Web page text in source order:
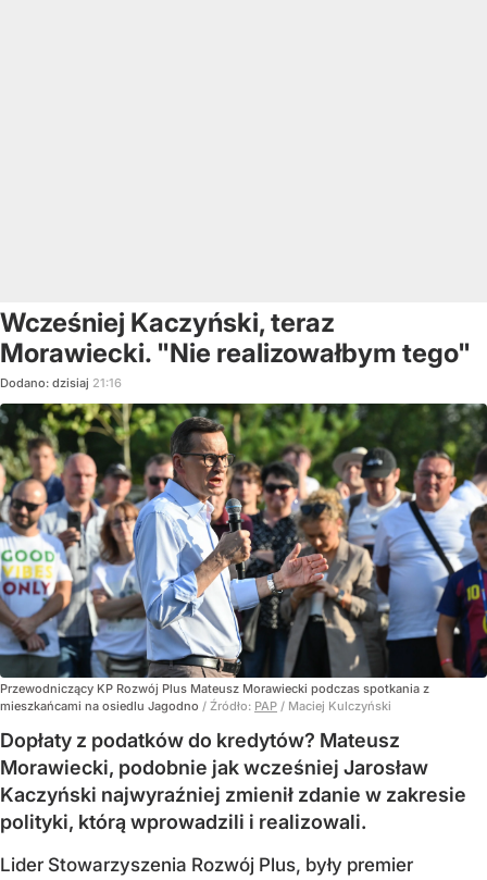
Wcześniej Kaczyński, teraz
Morawiecki. "Nie realizowałbym tego"
Dodano: dzisiaj 21:16
Przewodniczący KP Rozwój Plus Mateusz Morawiecki podczas spotkania z
mieszkańcami na osiedlu Jagodno / Źródło: PAP / Maciej Kulczyński
Dopłaty z podatków do kredytów? Mateusz
Morawiecki, podobnie jak wcześniej Jarosław
Kaczyński najwyraźniej zmienił zdanie w zakresie
polityki, którą wprowadzili i realizowali.
Lider Stowarzyszenia Rozwój Plus, były premier